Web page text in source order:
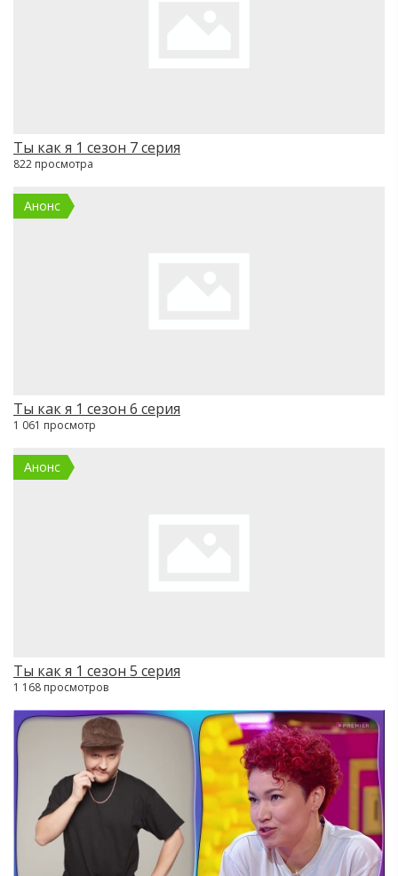
Ты как я 1 сезон 7 серия
822 просмотра
Анонс
Ты как я 1 сезон 6 серия
1 061 просмотр
Анонс
Ты как я 1 сезон 5 серия
1 168 просмотров